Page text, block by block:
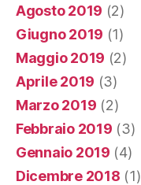
Agosto 2019 (2)
Giugno 2019 (1)
Maggio 2019 (2)
Aprile 2019 (3)
Marzo 2019 (2)
Febbraio 2019 (3)
Gennaio 2019 (4)
Dicembre 2018 (1)